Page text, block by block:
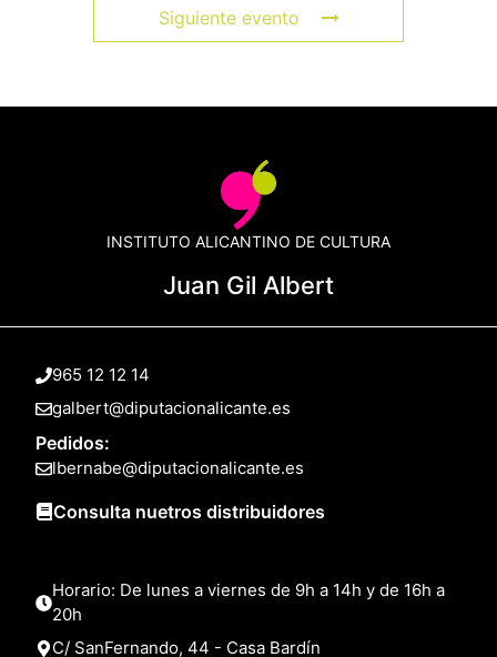
Siguiente evento
INSTITUTO ALICANTINO DE CULTURA
Juan Gil Albert
965 12 12 14
galbert@diputacionalicante.es
Pedidos:
lbernabe@diputacionalicante.es
Consulta nuetros distribuidores
Horario: De lunes a viernes de 9h a 14h y de 16h a
20h
C/ SanFernando, 44 - Casa Bardín